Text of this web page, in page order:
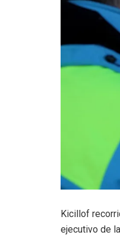
Kicillof
ejecutivo de